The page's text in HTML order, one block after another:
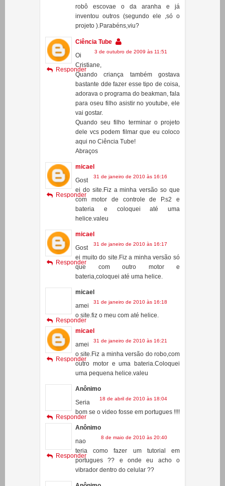
com alguma coisa escolar e um deles
já está correndo atras para fazer o
robô escovae o da aranha e já
inventou outros (segundo ele ,só o
projeto ).Parabéns,viu?
Ciência Tube
3 de outubro de 2009 às 11:51
Oi
Cristiane,
Quando criança também gostava
bastante dde fazer esse tipo de coisa,
adorava o programa do beakman, fala
para oseu filho asistir no youtube, ele
vai gostar.
Quando seu filho terminar o projeto
dele vcs podem filmar que eu coloco
aqui no Ciência Tube!
Abraços
Responder
micael
31 de janeiro de 2010 às 16:16
Gost
ei do site.Fiz a minha versão so que
com motor de controle de P.s2 e
bateria e coloquei até uma
helice.valeu
Responder
micael
31 de janeiro de 2010 às 16:17
Gost
ei muito do site.Fiz a minha versão só
que com outro motor e
bateria,coloquei até uma helice.
micael
amei
o site.fiz o meu com até helice.
Responder
micael
31 de janeiro de 2010 às 16:21
amei
o site.Fiz a minha versão do robo,com
outro motor e uma bateria.Coloquei
uma pequena helice.valeu
Anônimo
Seria
bom se o video fosse em portugues !!!!
Responder
Anônimo
8 de maio de 2010 às 20:40
nao
teria como fazer um tutorial em
portugues ?? e onde eu acho o